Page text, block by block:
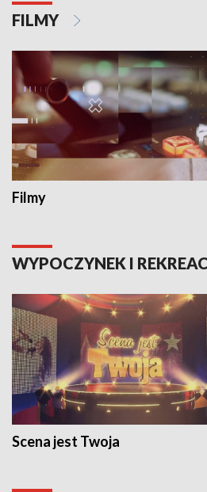
FILMY
Filmy
WYPOCZYNEK I
Scena jest Twoja